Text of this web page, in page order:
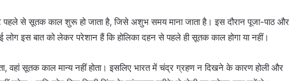
से सूतक काल शुरू हो जाता है, जिसे अशुभ समय माना जाता है। इस दौरान पूजा-पाठ और
लोग इस बात को लेकर परेशान हैं कि होलिका दहन से पहले ही सूतक काल होगा या नहीं।
वहां सूतक काल मान्य नहीं होता। इसलिए भारत में चंद्र ग्रहण न दिखने के कारण होली और